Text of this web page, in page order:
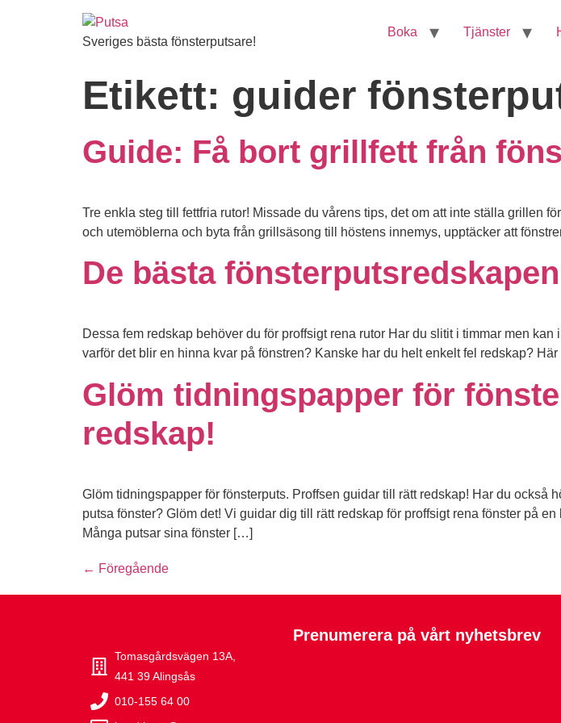
Sveriges bästa fönsterputsare!
Boka Tjänster
Etikett: guider
Guide: Få bort grillfett från
Tre enkla steg till fettfria rutor! Missade du vårens tips, det om att inte ställa grillen
och utemöblerna och byta från grillsäsong till höstens innemys, upptäcker att
De bästa
Dessa fem redskap behöver du för proffsigt rena rutor Har du slitit i timmar men
varför det blir en hinna kvar på fönstren? Kanske har du helt enkelt fel redskap?
Glöm tidningspapper för
redskap!
Glöm tidningspapper för fönsterputs. Proffsen guidar till rätt redskap! Har du också
putsa fönster? Glöm det! Vi guidar dig till rätt redskap för proffsigt rena fönster på
Många putsar sina fönster […]
← Föregående
Tomasgårdsvägen 13A,
441 39 Alingsås
010-155 64 00
Prenumerera på vårt nyhetsbrev